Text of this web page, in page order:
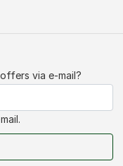
via e-mail?